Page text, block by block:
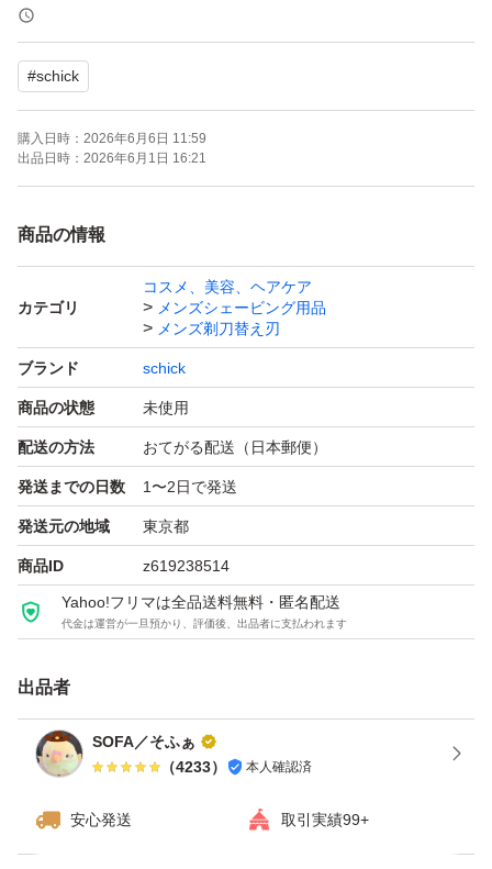
刃の総数は『5』です
お間違えなきよう、ご検討願います。
写真4.5枚目、パッケージサンプルです。
同品をバラして販売しております。
4個入りケース付きです。
ハイドロシリーズの、お肌に優しい
ちょっと高級版という感じですかね！
洗練されたデザイン性ながらも、
シックシリーズは全て互換性がありますので
他のシックシリーズにも替刃は適用できます。
この本体、デザインもカッコよいですし
『衝撃吸収機能』も搭載されております。
ロックボタンで衝撃吸収機能は解除できますので
お好きな使い方で！
ゾーリゾーリと剃りまくって下さい！
ヾ(⌒(_*・ω・)_ 毛を刈られた羊のように！
#schick
購入日時： 2026年6月6日 11:59
出品日時： 2026年6月1日 16:21
商品の情報
カテゴリ
コスメ、美容、ヘアケア
メンズシェービング用品
メンズ剃刀替え刃
ブランド schick
商品の状態 未使用
配送の方法 おてがる配送（日本郵便）
発送までの日数 1〜2日で発送
発送元の地域 東京都
商品ID z619238514
Yahoo!フリマは全品送料無料・匿名配送
代金は運営が一旦預かり、評価後、出品者に支払われます
出品者
SOFA／そふぁ
（4233） 本人確認済
安心発送 取引実績99+